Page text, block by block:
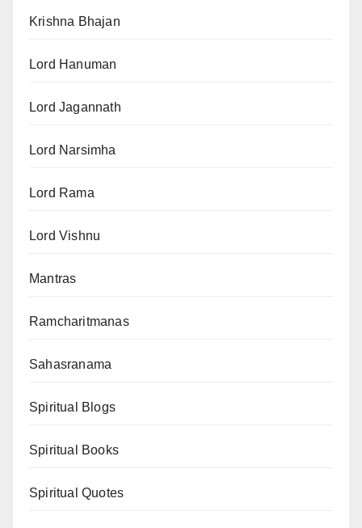
Krishna Bhajan
Lord Hanuman
Lord Jagannath
Lord Narsimha
Lord Rama
Lord Vishnu
Mantras
Ramcharitmanas
Sahasranama
Spiritual Blogs
Spiritual Books
Spiritual Quotes